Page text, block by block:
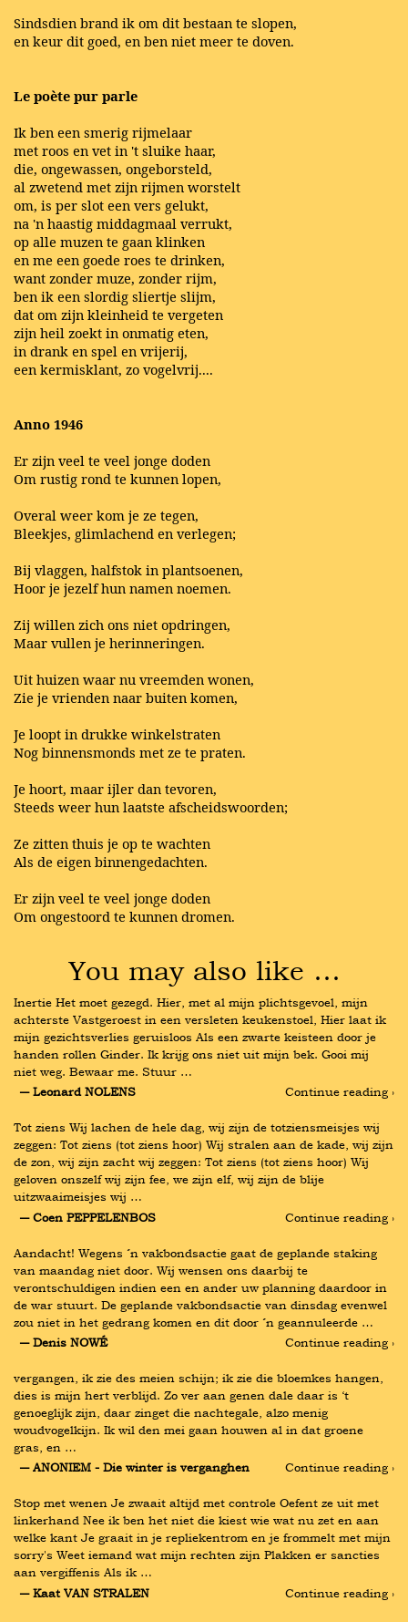
Sindsdien brand ik om dit bestaan te slopen,
en keur dit goed, en ben niet meer te doven.
Le poète pur parle
Ik ben een smerig rijmelaar
met roos en vet in 't sluike haar,
die, ongewassen, ongeborsteld,
al zwetend met zijn rijmen worstelt
om, is per slot een vers gelukt,
na 'n haastig middagmaal verrukt,
op alle muzen te gaan klinken
en me een goede roes te drinken,
want zonder muze, zonder rijm,
ben ik een slordig sliertje slijm,
dat om zijn kleinheid te vergeten
zijn heil zoekt in onmatig eten,
in drank en spel en vrijerij,
een kermisklant, zo vogelvrij....
Anno 1946
Er zijn veel te veel jonge doden
Om rustig rond te kunnen lopen,
Overal weer kom je ze tegen,
Bleekjes, glimlachend en verlegen;
Bij vlaggen, halfstok in plantsoenen,
Hoor je jezelf hun namen noemen.
Zij willen zich ons niet opdringen,
Maar vullen je herinneringen.
Uit huizen waar nu vreemden wonen,
Zie je vrienden naar buiten komen,
Je loopt in drukke winkelstraten
Nog binnensmonds met ze te praten.
Je hoort, maar ijler dan tevoren,
Steeds weer hun laatste afscheidswoorden;
Ze zitten thuis je op te wachten
Als de eigen binnengedachten.
Er zijn veel te veel jonge doden
Om ongestoord te kunnen dromen.
You may also like …
Inertie Het moet gezegd. Hier, met al mijn plichtsgevoel, mijn
achterste Vastgeroest in een versleten keukenstoel, Hier laat ik
mijn gezichtsverlies geruisloos Als een zwarte keisteen door je
handen rollen Ginder. Ik krijg ons niet uit mijn bek. Gooi mij
niet weg. Bewaar me. Stuur …
― Leonard NOLENS
Continue reading ›
Tot ziens Wij lachen de hele dag, wij zijn de totziensmeisjes wij
zeggen: Tot ziens (tot ziens hoor) Wij stralen aan de kade, wij zijn
de zon, wij zijn zacht wij zeggen: Tot ziens (tot ziens hoor) Wij
geloven onszelf wij zijn fee, we zijn elf, wij zijn de blije
uitzwaaimeisjes wij …
― Coen PEPPELENBOS
Continue reading ›
Aandacht! Wegens ´n vakbondsactie gaat de geplande staking
van maandag niet door. Wij wensen ons daarbij te
verontschuldigen indien een en ander uw planning daardoor in
de war stuurt. De geplande vakbondsactie van dinsdag evenwel
zou niet in het gedrang komen en dit door ´n geannuleerde …
― Denis NOWÉ
Continue reading ›
vergangen, ik zie des meien schijn; ik zie die bloemkes hangen,
dies is mijn hert verblijd. Zo ver aan genen dale daar is ‘t
genoeglijk zijn, daar zinget die nachtegale, alzo menig
woudvogelkijn. Ik wil den mei gaan houwen al in dat groene
gras, en …
― ANONIEM - Die winter is verganghen
Continue reading ›
Stop met wenen Je zwaait altijd met controle Oefent ze uit met
linkerhand Nee ik ben het niet die kiest wie wat nu zet en aan
welke kant Je graait in je repliekentrom en je frommelt met mijn
sorry's Weet iemand wat mijn rechten zijn Plakken er sancties
aan vergiffenis Als ik …
― Kaat VAN STRALEN
Continue reading ›